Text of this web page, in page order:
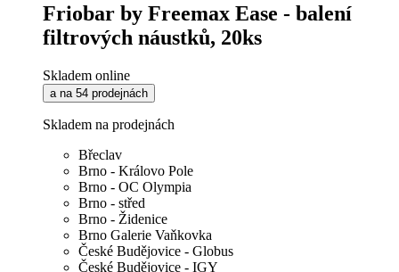
Friobar by Freemax Ease - balení
filtrových náustků, 20ks
Skladem online
a na 54 prodejnách
Skladem na prodejnách
Břeclav
Brno - Královo Pole
Brno - OC Olympia
Brno - střed
Brno - Židenice
Brno Galerie Vaňkovka
České Budějovice - Globus
České Budějovice - IGY